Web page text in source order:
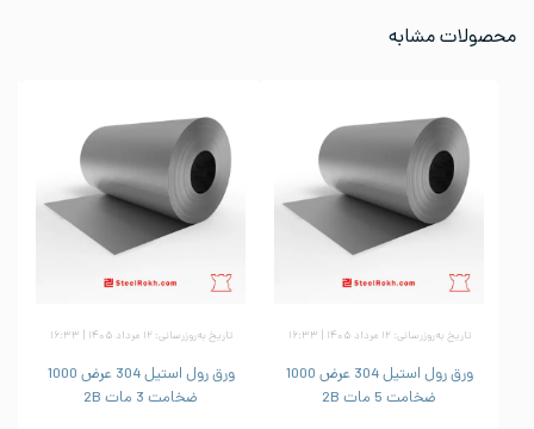
محصولات مشابه
تاریخ به‌روزرسانی: ۱۲ مرداد ۱۴۰۵ | ۱۶:۳۳
ورق رول استیل 304 عرض 1000
ضخامت 5 مات 2B
تاریخ به‌روزرسانی: ۱۲ مرداد ۱۴۰۵ | ۱۶:۳۳
ورق رول استیل 304 عرض 1000
ضخامت 3 مات 2B